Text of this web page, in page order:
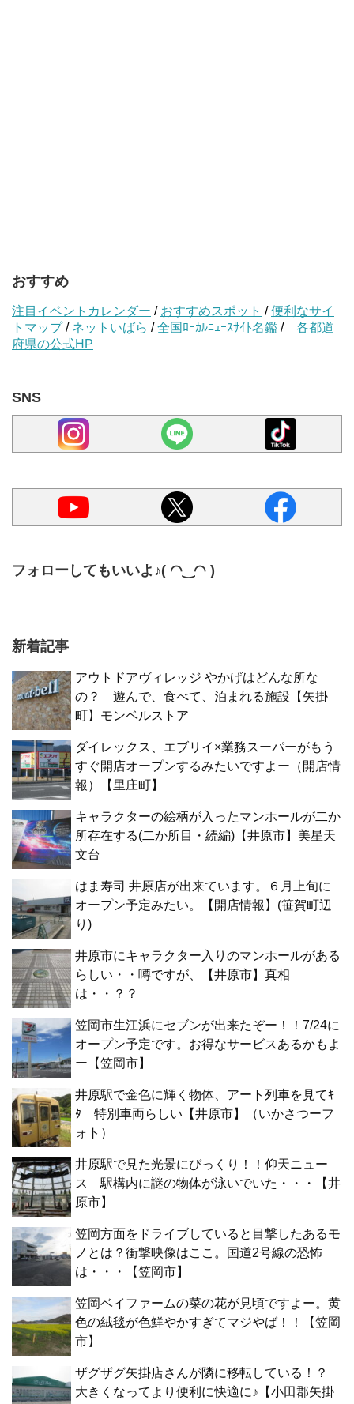
おすすめ
注目イベントカレンダー / おすすめスポット /便利なサイ
トマップ/ ネットいばら /全国ﾛｰｶﾙﾆｭｰｽｻｲﾄ名鑑 / 各都道
府県の公式HP
SNS
フォローしてもいいよ♪( ◠‿◠ )
新着記事
アウトドアヴィレッジ やかげはどんな所な
の？ 遊んで、食べて、泊まれる施設【矢掛
町】モンベルストア
ダイレックス、エブリイ×業務スーパーがもう
すぐ開店オープンするみたいですよー（開店情
報）【里庄町】
キャラクターの絵柄が入ったマンホールが二か
所存在する(二か所目・続編)【井原市】美星天
文台
はま寿司 井原店が出来ています。６月上旬に
オープン予定みたい。【開店情報】(笹賀町辺
り)
井原市にキャラクター入りのマンホールがある
らしい・・噂ですが、【井原市】真相
は・・？？
笠岡市生江浜にセブンが出来たぞー！！7/24に
オープン予定です。お得なサービスあるかもよ
ー【笠岡市】
井原駅で金色に輝く物体、アート列車を見てｷ
ﾀ 特別車両らしい【井原市】（いかさつーフ
ォト）
井原駅で見た光景にびっくり！！仰天ニュー
ス 駅構内に謎の物体が泳いでいた・・・【井
原市】
笠岡方面をドライブしていると目撃したあるモ
ノとは？衝撃映像はここ。国道2号線の恐怖
は・・・【笠岡市】
笠岡ベイファームの菜の花が見頃ですよー。黄
色の絨毯が色鮮やかすぎてマジやば！！【笠岡
市】
ザグザグ矢掛店さんが隣に移転している！？
大きくなってより便利に快適に♪【小田郡矢掛